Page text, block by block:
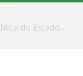
Câmara Municipal de Acará e Defensoria Pública do Estado, promovem Ação Balcão de Direitos